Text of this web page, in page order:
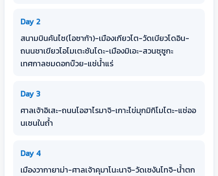
Day 2
สนามบินคันไซ(โอซาก้า)-เมืองเกียวโต-วัดเบียวโดอิน-
ถนนชาเขียวโอโมเตะซันโดะ-เมืองมิเอะ-สวนซุซูกะ
เทศกาลชมดอกบ๊วย-แช่น้ำแร่
Day 3
ศาลเจ้าอิเสะ-ถนนโอฮาไรมาจิ-เกาะไข่มุกมิกิโมโตะ-แช่ออ
นเซนในถ้ำ
Day 4
เมืองวากายาม่า-ศาลเจ้าคุมาโนะนาจิ-วัดเซงันโทจิ-น้ำตก